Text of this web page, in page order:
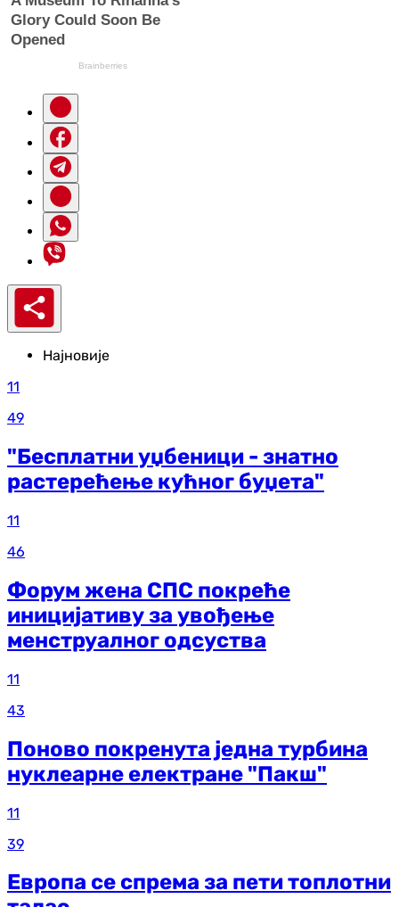
Најновије
11
49
"Бесплатни уџбеници - знатно
растерећење кућног буџета"
11
46
Форум жена СПС покреће
иницијативу за увођење
менструалног одсуства
11
43
Поново покренута једна турбина
нуклеарне електране "Пакш"
11
39
Европа се спрема за пети топлотни